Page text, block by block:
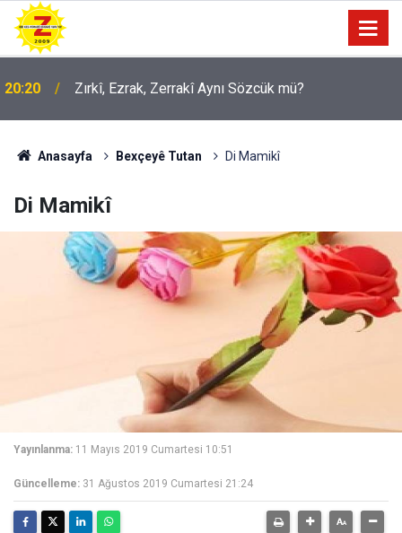
20:20 Zırkî, Ezrak, Zerrakî Aynı Sözcük mü?
09:56 Ji Zilma Partîzanan Nimûneyeka Piçûk
Anasayfa Bexçeyê Tutan Di Mamikî
Di Mamikî
Yayınlanma: 11 Mayıs 2019 Cumartesi 10:51
Güncelleme: 31 Ağustos 2019 Cumartesi 21:24